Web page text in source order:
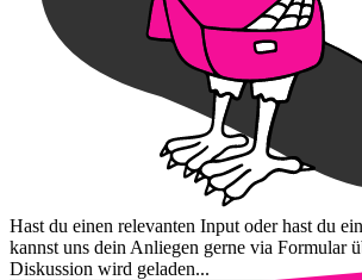
Hast du einen relevanten Input oder hast du
kannst uns dein Anliegen gerne via Formular
Diskussion wird geladen...